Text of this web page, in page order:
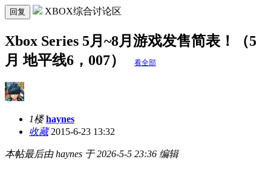
回复 XBOX综合讨论区
Xbox Series 5月~8月游戏发售简表！（5
月 地平线6，007）
看全部
1楼 haynes
收藏2015-6-23 13:32
本帖最后由 haynes 于 2026-5-5 23:36 编辑